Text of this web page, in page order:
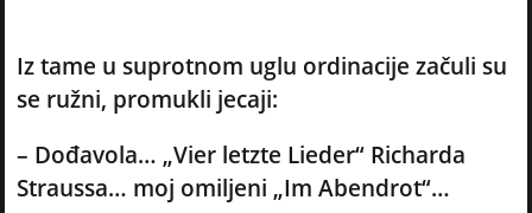
Iz tame u suprotnom uglu ordinacije začuli su
se ružni, promukli jecaji:
– Dođavola… „Vier letzte Lieder“ Richarda
Straussa… moj omiljeni „Im Abendrot“…